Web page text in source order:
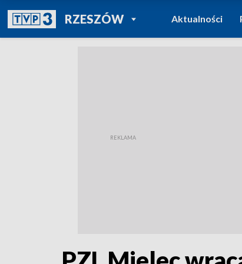
RZESZÓWPOWRÓT DO
TVP REGIONY
Aktualności